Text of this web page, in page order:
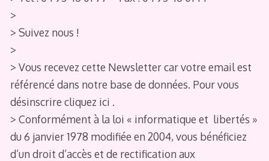
>
> Suivez nous !
>
> Vous recevez cette Newsletter car votre email est
référencé dans notre base de données. Pour vous
désinscrire cliquez ici .
> Conformément à la loi « informatique et libertés »
du 6 janvier 1978 modifiée en 2004, vous bénéficiez
d’un droit d’accès et de rectification aux